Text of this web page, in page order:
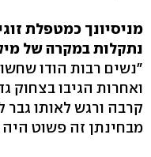
מניסיונך כמטפלת
נתקלות במקרה של
"נשים רבות הודו
ואחרות הגיבו בצחוק
קרבה ורגש לאותו
מבחינתן זה פשוט